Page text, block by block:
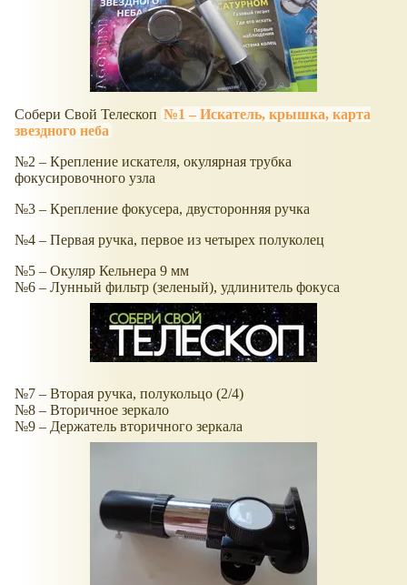
Собери Свой Телескоп №1 – Искатель, крышка, карта
звездного неба
№2 – Крепление искателя, окулярная трубка
фокусировочного узла
№3 – Крепление фокусера, двусторонняя ручка
№4 – Первая ручка, первое из четырех полуколец
№5 – Окуляр Кельнера 9 мм
№6 – Лунный фильтр (зеленый), удлинитель фокуса
№7 – Вторая ручка, полукольцо (2/4)
№8 – Вторичное зеркало
№9 – Держатель вторичного зеркала